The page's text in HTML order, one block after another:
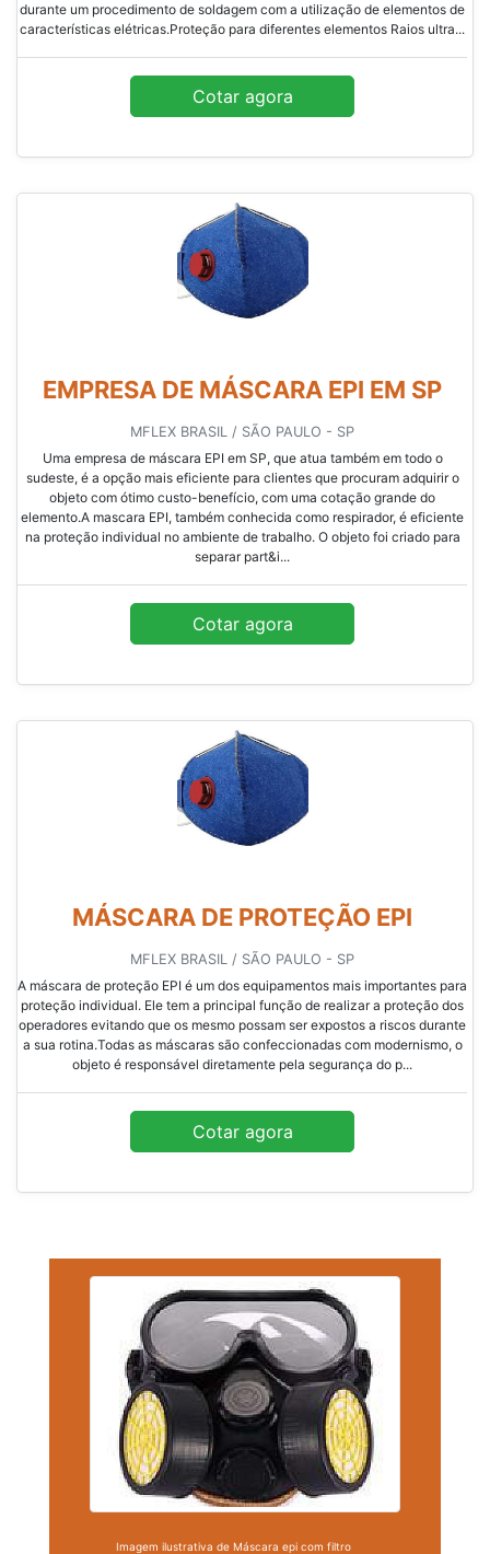
durante um procedimento de soldagem com a utilização de elementos de
características elétricas.Proteção para diferentes elementos Raios ultra...
Cotar agora
EMPRESA DE MÁSCARA EPI EM SP
MFLEX BRASIL / SÃO PAULO - SP
Uma empresa de máscara EPI em SP, que atua também em todo o
sudeste, é a opção mais eficiente para clientes que procuram adquirir o
objeto com ótimo custo-benefício, com uma cotação grande do
elemento.A mascara EPI, também conhecida como respirador, é eficiente
na proteção individual no ambiente de trabalho. O objeto foi criado para
separar part&i...
Cotar agora
MÁSCARA DE PROTEÇÃO EPI
MFLEX BRASIL / SÃO PAULO - SP
A máscara de proteção EPI é um dos equipamentos mais importantes para
proteção individual. Ele tem a principal função de realizar a proteção dos
operadores evitando que os mesmo possam ser expostos a riscos durante
a sua rotina.Todas as máscaras são confeccionadas com modernismo, o
objeto é responsável diretamente pela segurança do p...
Cotar agora
Imagem ilustrativa de Máscara epi com filtro